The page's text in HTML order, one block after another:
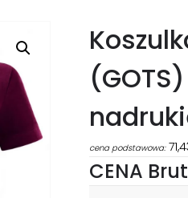
cena podstawowa:
CENA